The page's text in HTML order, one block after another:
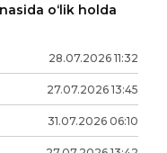
o‘lik holda
28.07.2026 11:32
27.07.2026 13:45
31.07.2026 06:10